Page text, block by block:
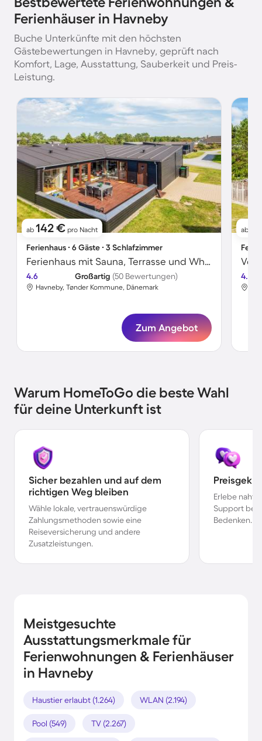
Ferienhäuser in Havneby
Buche Unterkünfte mit den höchsten
Gästebewertungen in Havneby, geprüft nach
Komfort, Lage, Ausstattung, Sauberkeit und Preis-
Leistung.
ab 142 € pro Nacht
Ferienhaus ∙ 6 Gäste ∙ 3 Schlafzimmer
Ferienhaus mit Sauna, Terrasse und Whirlpool
4.6 Großartig (50 Bewertungen)
Havneby, Tønder Kommune, Dänemark
Zum Angebot
ab
4.6
Warum HomeToGo die beste Wahl
für deine Unterkunft ist
Sicher bezahlen und auf dem
richtigen Weg bleiben
Wähle lokale, vertrauenswürdige
Zahlungsmethoden sowie eine
Reiseversicherung und andere
Zusatzleistungen.
Erlebe
Support bei
Bedenken.
Meistgesuchte
Ausstattungsmerkmale für
Ferienwohnungen & Ferienhäuser
in Havneby
Haustier erlaubt (1.264) WLAN (2.194)
Pool (549) TV (2.267)